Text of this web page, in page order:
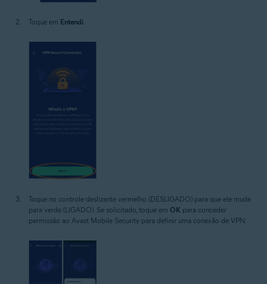
Toque em Entendi
Toque no controle deslizante vermelho (DESLIGADO) para que ele mude
para verde (LIGADO). Se solicitado, toque em OK para conceder
permissão ao Avast Mobile Security para definir uma conexão de VPN.